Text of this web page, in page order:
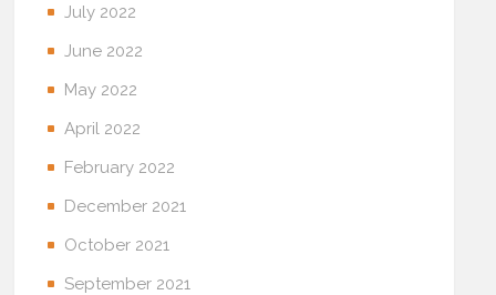
July 2022
June 2022
May 2022
April 2022
February 2022
December 2021
October 2021
September 2021